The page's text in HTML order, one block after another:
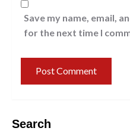
Save my name, email,
for the next time I
Search